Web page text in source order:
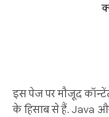
इस पेज पर मौजूद
के हिसाब से हैं. Java